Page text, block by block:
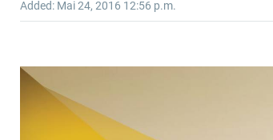
Added: Mai 24, 2016 12:56 p.m.